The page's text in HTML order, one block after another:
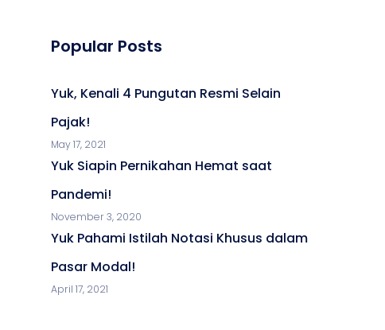
Popular Posts
Yuk, Kenali 4 Pungutan Resmi Selain
Pajak!
May 17, 2021
Yuk Siapin Pernikahan Hemat saat
Pandemi!
November 3, 2020
Yuk Pahami Istilah Notasi Khusus dalam
Pasar Modal!
April 17, 2021